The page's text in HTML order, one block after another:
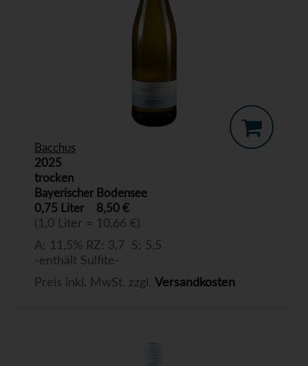
Bacchus
2025
trocken
Bayerischer Bodensee
0,75 Liter
8,50 €
(1,0 Liter = 10,66 €)
A: 11,5% RZ: 3,7 S: 5,5
-enthält Sulfite-
Preis inkl. MwSt. zzgl. Versandkosten